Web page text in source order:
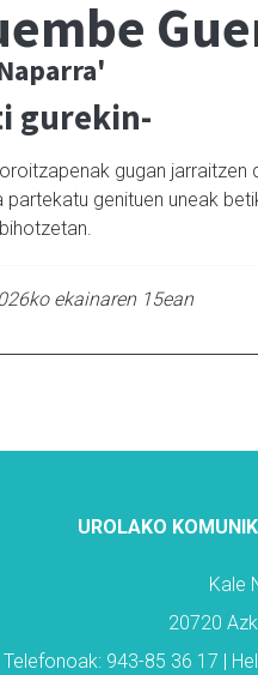
gurekin-
gugan jarraitzen
genituen uneak
bihotzetan.
ekainaren 15ean
UROLAKO
Kale
20720
Telefonoak: 943-85 36 17 |